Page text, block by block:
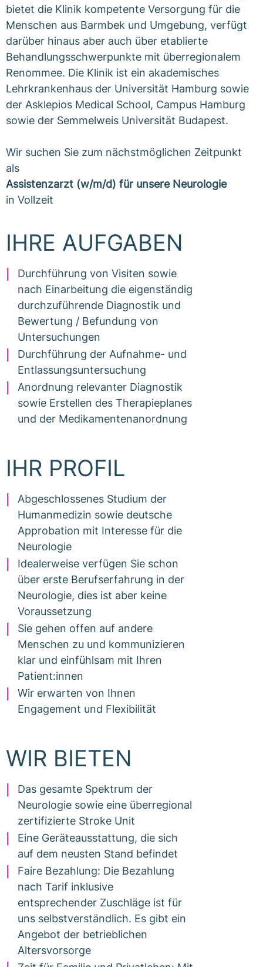
bietet die Klinik kompetente Versorgung für die
Menschen aus Barmbek und Umgebung, verfügt
darüber hinaus aber auch über etablierte
Behandlungsschwerpunkte mit überregionalem
Renommee. Die Klinik ist ein akademisches
Lehrkrankenhaus der Universität Hamburg sowie
der Asklepios Medical School, Campus Hamburg
sowie der Semmelweis Universität Budapest.
Wir suchen Sie zum nächstmöglichen Zeitpunkt
als
Assistenzarzt (w/m/d) für unsere Neurologie
in Vollzeit
IHRE AUFGABEN
Durchführung von Visiten sowie
nach Einarbeitung die eigenständig
durchzuführende Diagnostik und
Bewertung / Befundung von
Untersuchungen
Durchführung der Aufnahme- und
Entlassungsuntersuchung
Anordnung relevanter Diagnostik
sowie Erstellen des Therapieplanes
und der Medikamentenanordnung
IHR PROFIL
Abgeschlossenes Studium der
Humanmedizin sowie deutsche
Approbation mit Interesse für die
Neurologie
Idealerweise verfügen Sie schon
über erste Berufserfahrung in der
Neurologie, dies ist aber keine
Voraussetzung
Sie gehen offen auf andere
Menschen zu und kommunizieren
klar und einfühlsam mit Ihren
Patient:innen
Wir erwarten von Ihnen
Engagement und Flexibilität
WIR BIETEN
Das gesamte Spektrum der
Neurologie sowie eine überregional
zertifizierte Stroke Unit
Eine Geräteausstattung, die sich
auf dem neusten Stand befindet
Faire Bezahlung: Die Bezahlung
nach Tarif inklusive
entsprechender Zuschläge ist für
uns selbstverständlich. Es gibt ein
Angebot der betrieblichen
Altersvorsorge